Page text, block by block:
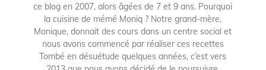
ce blog en 2007, alors âgées de 7 et 9 ans. Pourquoi
la cuisine de mémé Moniq ? Notre grand-mère,
Monique, donnait des cours dans un centre social et
nous avons commencé par réaliser ces recettes
Tombé en désuétude quelques années, c’est vers